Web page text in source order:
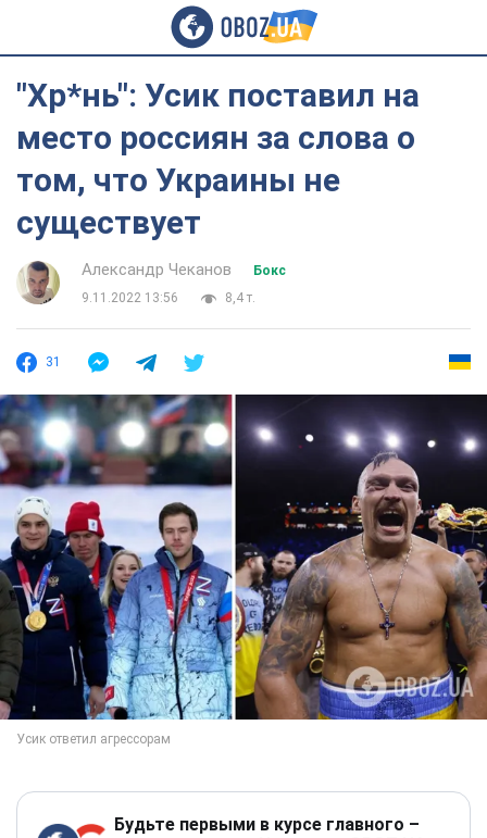
"Хр*нь": Усик поставил на
место россиян за слова о
том, что Украины не
существует
Александр Чеканов
Бокс
9.11.2022 13:56
8,4 т.
31
Будьте первыми в курсе главного –